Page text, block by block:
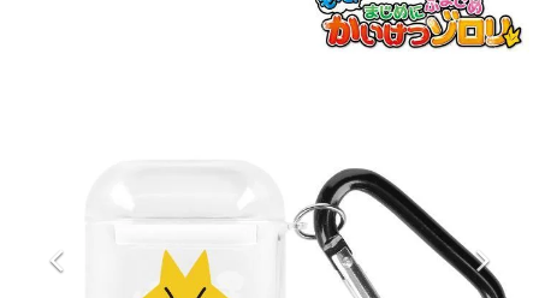
なんでゲームは面白い？
ゲーム開発者・hamatsu氏がゲームの魅力を画面や操作の
具体的な形から解き明かしていく、硬派で骨太な評論連載
カテゴリ
特集記事